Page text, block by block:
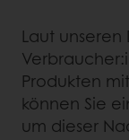
Laut
Produkten
können Sie
um dieser